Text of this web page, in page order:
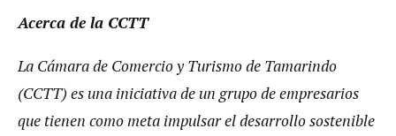
Acerca de la CCTT
La Cámara de Comercio y Turismo de Tamarindo
(CCTT) es una iniciativa de un grupo de empresarios
que tienen como meta impulsar el desarrollo sostenible